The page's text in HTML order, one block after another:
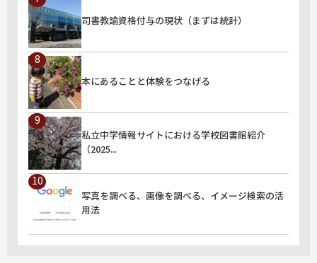
" alt="司書教諭資格付与の現状（まずは統計）">
司書教諭資格付与の現状（まずは統計）
" alt="本にあることと体験をつなげる">
本にあることと体験をつなげる
" alt="私立中学情報サイトにおける学校図書館紹介（2025...">
私立中学情報サイトにおける学校図書館紹介
（2025...
写真を調べる、画像を調べる、イメージ検索の活
用法